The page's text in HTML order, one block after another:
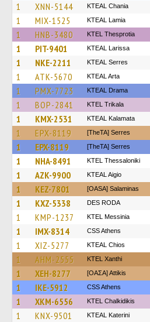
1 XNN-5144 KTEAL Chania
1 MIX-1525 KTEAL Lamia
1 HNB-3480 KTEL Thesprotia
1 PIT-9401 KTEAL Larissa
1 NKE-2211 KTEAL Serres
1 ATK-5670 KTEAL Arta
1 PMX-7723 KTEAL Drama
1 BOP-2841 ΚΤΕL Τrikala
1 KMX-2531 KTEAL Kalamata
1 EPX-8119 [TheTA] Serres
1 EPX-8119 [TheTA] Serres
1 NHA-8491 KTEL Thessaloniki
1 AZK-9900 KTEAL Aigio
1 KEZ-7801 [OASA] Salaminas
1 KXZ-5338 DES RODA
1 KMP-1237 KTEL Messinia
1 IMX-8314 CSS Athens
1 XIZ-5277 KTEAL Chios
1 AHM-2555 KTEL Xanthi
1 XEH-8277 [ΟΑΣΑ] Αttikis
1 IKE-5912 CSS Athens
1 XKM-6556 ΚΤΕL Chalkidikis
1 KNX-9501 KTEAL Katerini